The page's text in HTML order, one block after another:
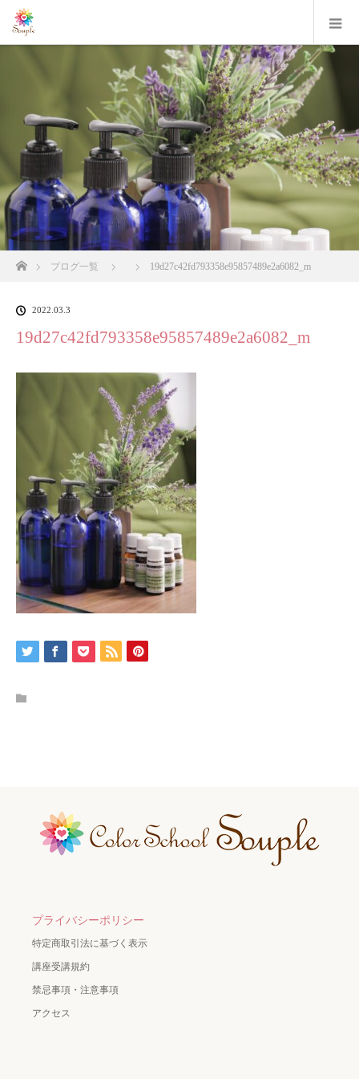
ホームブログ一覧 19d27c42fd793358e95857489e2a6082_m
2022.03.3
19d27c42fd793358e95857489e2a6082_m
プライバシーポリシー
特定商取引法に基づく表示
講座受講規約
禁忌事項・注意事項
アクセス